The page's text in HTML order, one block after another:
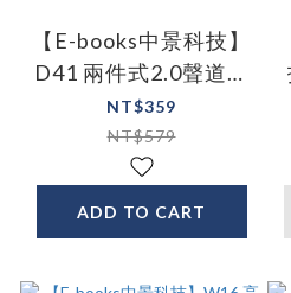
【E-books中景科技】
D41 兩件式2.0聲道多
媒體喇叭
NT$359
NT$579
ADD TO CART